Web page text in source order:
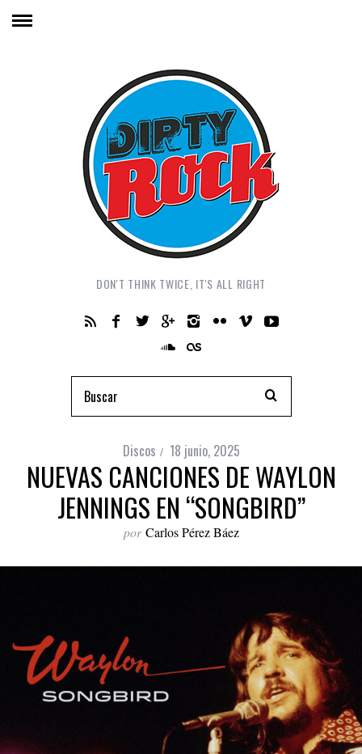
DON'T THINK TWICE, IT'S ALL RIGHT
Discos 18 junio, 2025
NUEVAS CANCIONES DE WAYLON
JENNINGS EN “SONGBIRD”
por Carlos Pérez Báez